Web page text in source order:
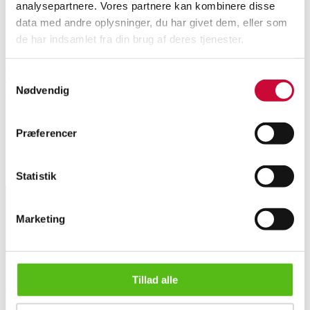
analysepartnere. Vores partnere kan kombinere disse
data med andre oplysninger, du har givet dem, eller som
de har indsamlet fra din brug af deres tjenester.
Nødvendig
Præferencer
Statistik
Marketing
Tillad alle
Hans Hansen, David Andersen m.fl. En samling smykker af ster...
Beskrivelse
cm.), en leddelt armlænke af N. E. From, prydet med cabochonslebet
ametyst (L. 19,5 cm.), et moderne vedhæng med abstrakt dekor af delvis
gennembrudt broche af delvis oxideret sterlingsølv (5,7 x 5,2 cm.). Samlet
vægt: ca. 190 g. Samlingen fremstår med brugsspor. (4)
Tilmeld dig vores nyhedsbrev og modtag nyheder samt